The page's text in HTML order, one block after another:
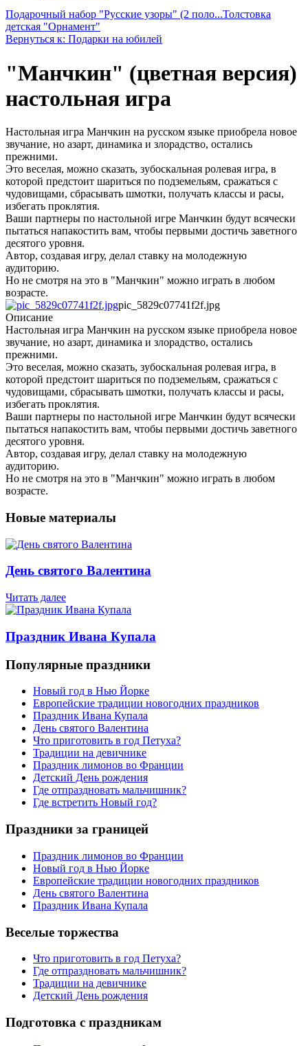
Подарочный набор "Русские узоры" (2 поло...Толстовка
детская "Орнамент"
Вернуться к: Подарки на юбилей
"Манчкин" (цветная версия)
настольная игра
Настольная игра Манчкин на русском языке приобрела новое
звучание, но азарт, динамика и злорадство, остались
прежними.
Это веселая, можно сказать, зубоскальная ролевая игра, в
которой предстоит шариться по подземельям, сражаться с
чудовищами, сбрасывать шмотки, получать классы и расы,
избегать проклятия.
Ваши партнеры по настольной игре Манчкин будут всячески
пытаться напакостить вам, чтобы первыми достичь заветного
десятого уровня.
Автор, создавая игру, делал ставку на молодежную
аудиторию.
Но не смотря на это в "Манчкин" можно играть в любом
возрасте.
pic_5829c07741f2f.jpg
Описание
Настольная игра Манчкин на русском языке приобрела новое
звучание, но азарт, динамика и злорадство, остались
прежними.
Это веселая, можно сказать, зубоскальная ролевая игра, в
которой предстоит шариться по подземельям, сражаться с
чудовищами, сбрасывать шмотки, получать классы и расы,
избегать проклятия.
Ваши партнеры по настольной игре Манчкин будут всячески
пытаться напакостить вам, чтобы первыми достичь заветного
десятого уровня.
Автор, создавая игру, делал ставку на молодежную
аудиторию.
Но не смотря на это в "Манчкин" можно играть в любом
возрасте.
Новые материалы
День святого Валентина
Читать далее
Праздник Ивана Купала
Популярные праздники
Новый год в Нью Йорке
Европейские традиции новогодних праздников
Праздник Ивана Купала
День святого Валентина
Что приготовить в год Петуха?
Традиции на девичнике
Праздник лимонов во Франции
Детский День рождения
Где отпраздновать мальчишник?
Где встретить Новый год?
Праздники за границей
Праздник лимонов во Франции
Новый год в Нью Йорке
Европейские традиции новогодних праздников
День святого Валентина
Праздник Ивана Купала
Веселые торжества
Что приготовить в год Петуха?
Где отпраздновать мальчишник?
Традиции на девичнике
Детский День рождения
Подготовка с праздникам